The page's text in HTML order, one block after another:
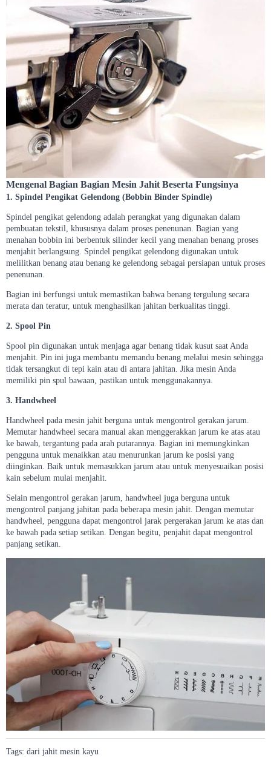
Mengenal Bagian Bagian Mesin Jahit Beserta Fungsinya
1. Spindel Pengikat Gelendong (Bobbin Binder Spindle)
Spindel pengikat gelendong adalah perangkat yang digunakan dalam
pembuatan tekstil, khususnya dalam proses penenunan. Bagian yang
menahan bobbin ini berbentuk silinder kecil yang menahan benang proses
menjahit berlangsung. Spindel pengikat gelendong digunakan untuk
melilitkan benang atau benang ke gelendong sebagai persiapan untuk proses
penenunan.
Bagian ini berfungsi untuk memastikan bahwa benang tergulung secara
merata dan teratur, untuk menghasilkan jahitan berkualitas tinggi.
2. Spool Pin
Spool pin digunakan untuk menjaga agar benang tidak kusut saat Anda
menjahit. Pin ini juga membantu memandu benang melalui mesin sehingga
tidak tersangkut di tepi kain atau di antara jahitan. Jika mesin Anda
memiliki pin spul bawaan, pastikan untuk menggunakannya.
3. Handwheel
Handwheel pada mesin jahit berguna untuk mengontrol gerakan jarum.
Memutar handwheel secara manual akan menggerakkan jarum ke atas atau
ke bawah, tergantung pada arah putarannya. Bagian ini memungkinkan
pengguna untuk menaikkan atau menurunkan jarum ke posisi yang
diinginkan. Baik untuk memasukkan jarum atau untuk menyesuaikan posisi
kain sebelum mulai menjahit.
Selain mengontrol gerakan jarum, handwheel juga berguna untuk
mengontrol panjang jahitan pada beberapa mesin jahit. Dengan memutar
handwheel, pengguna dapat mengontrol jarak pergerakan jarum ke atas dan
ke bawah pada setiap setikan. Dengan begitu, penjahit dapat mengontrol
panjang setikan.
Tags: dari jahit mesin kayu